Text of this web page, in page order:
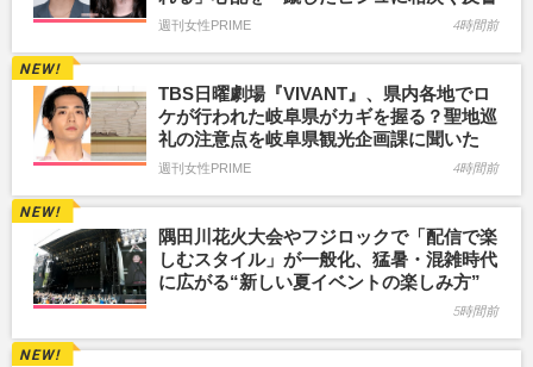
週刊女性PRIME 4時間前
TBS日曜劇場『VIVANT』、県内各地でロ
ケが行われた岐阜県がカギを握る？聖地巡
礼の注意点を岐阜県観光企画課に聞いた
週刊女性PRIME 4時間前
隅田川花火大会やフジロックで「配信で楽
しむスタイル」が一般化、猛暑・混雑時代
に広がる“新しい夏イベントの楽しみ方”
5時間前